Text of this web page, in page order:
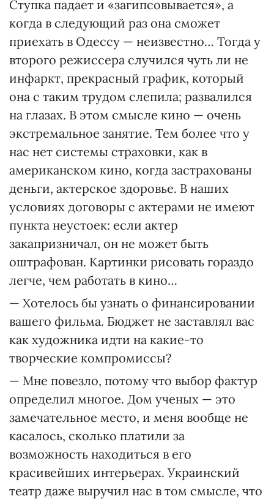
Ступка падает и «загипсовывается», а
когда в следующий раз она сможет
приехать в Одессу — неизвестно… Тогда у
второго режиссера случился чуть ли не
инфаркт, прекрасный график, который
она с таким трудом слепила; развалился
на глазах. В этом смысле кино — очень
экстремальное занятие. Тем более что у
нас нет системы страховки, как в
американском кино, когда застрахованы
деньги, актерское здоровье. В наших
условиях договоры с актерами не имеют
пункта неустоек: если актер
закапризничал, он не может быть
оштрафован. Картинки рисовать гораздо
легче, чем работать в кино…
— Хотелось бы узнать о финансировании
вашего фильма. Бюджет не заставлял вас
как художника идти на какие-то
творческие компромиссы?
— Мне повезло, потому что выбор фактур
определил многое. Дом ученых — это
замечательное место, и меня вообще не
касалось, сколько платили за
возможность находиться в его
красивейших интерьерах. Украинский
театр даже выручил нас в том смысле, что